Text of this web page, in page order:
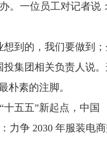
。一位员工对记者说
想到的，我们要做到
投集团相关负责人说
朴素的注脚。
十五五”新起点，中国
力争 2030 年服装电